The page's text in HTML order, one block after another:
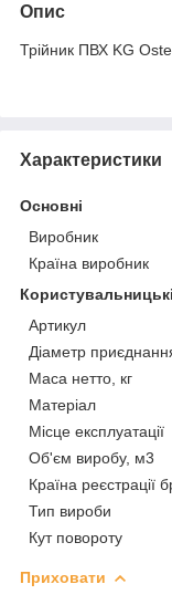
Опис
Трійник ПВХ KG
Характеристики
Основні
Виробник
Країна виробник
Артикул
Діаметр
Маса нетто, кг
Матеріал
Місце експлуатації
Об'єм виробу, м3
Країна реєстрації
Тип вироби
Кут повороту
Приховати